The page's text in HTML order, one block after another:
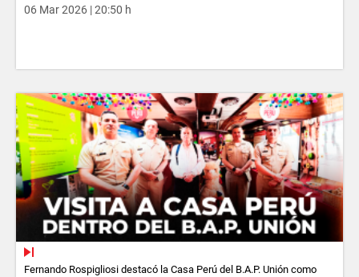
06 Mar 2026 | 20:50 h
Fernando Rospigliosi destacó la Casa Perú del B.A.P. Unión como